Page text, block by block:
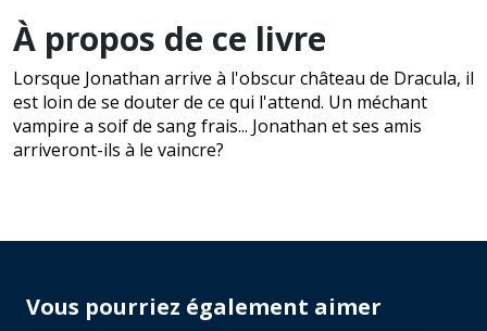
À propos de ce livre
Lorsque Jonathan arrive à l'obscur château de Dracula, il
est loin de se douter de ce qui l'attend. Un méchant
vampire a soif de sang frais... Jonathan et ses amis
arriveront-ils à le vaincre?
Vous pourriez également aimer